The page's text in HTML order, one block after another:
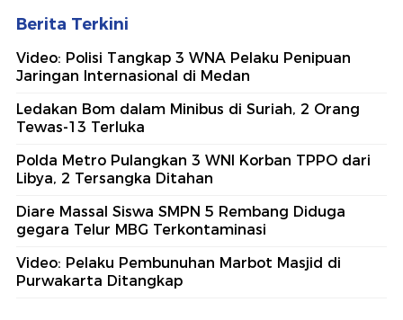
Berita Terkini
Video: Polisi Tangkap 3 WNA Pelaku Penipuan
Jaringan Internasional di Medan
Ledakan Bom dalam Minibus di Suriah, 2 Orang
Tewas-13 Terluka
Polda Metro Pulangkan 3 WNI Korban TPPO dari
Libya, 2 Tersangka Ditahan
Diare Massal Siswa SMPN 5 Rembang Diduga
gegara Telur MBG Terkontaminasi
Video: Pelaku Pembunuhan Marbot Masjid di
Purwakarta Ditangkap